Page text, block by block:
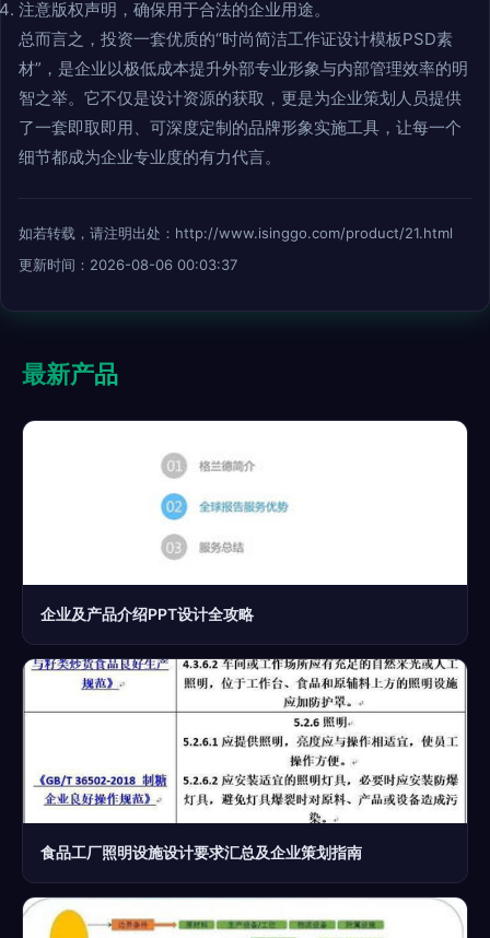
注意版权声明，确保用于合法的企业用途。
总而言之，投资一套优质的“时尚简洁工作证设计模板PSD素
材”，是企业以极低成本提升外部专业形象与内部管理效率的明
智之举。它不仅是设计资源的获取，更是为企业策划人员提供
了一套即取即用、可深度定制的品牌形象实施工具，让每一个
细节都成为企业专业度的有力代言。
如若转载，请注明出处：http://www.isinggo.com/product/21.html
更新时间：2026-08-06 00:03:37
最新产品
企业及产品介绍PPT设计全攻略
食品工厂照明设施设计要求汇总及企业策划指南